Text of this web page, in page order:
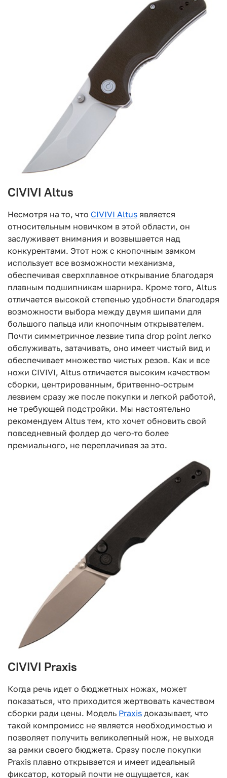
CIVIVI Altus
Несмотря на то, что CIVIVI Altus является
относительным новичком в этой области, он
заслуживает внимания и возвышается над
конкурентами. Этот нож с кнопочным замком
использует все возможности механизма,
обеспечивая сверхплавное открывание благодаря
плавным подшипникам шарнира. Кроме того, Altus
отличается высокой степенью удобности благодаря
возможности выбора между двумя шипами для
большого пальца или кнопочным открывателем.
Почти симметричное лезвие типа drop point легко
обслуживать, затачивать, оно имеет чистый вид и
обеспечивает множество чистых резов. Как и все
ножи CIVIVI, Altus отличается высоким качеством
сборки, центрированным, бритвенно-острым
лезвием сразу же после покупки и легкой работой,
не требующей подстройки. Мы настоятельно
рекомендуем Altus тем, кто хочет обновить свой
повседневный фолдер до чего-то более
премиального, не переплачивая за это.
CIVIVI Praxis
Когда речь идет о бюджетных ножах, может
показаться, что приходится жертвовать качеством
сборки ради цены. Модель Praxis доказывает, что
такой компромисс не является необходимостью и
позволяет получить великолепный нож, не выходя
за рамки своего бюджета. Сразу после покупки
Praxis плавно открывается и имеет идеальный
фиксатор, который почти не ощущается, как